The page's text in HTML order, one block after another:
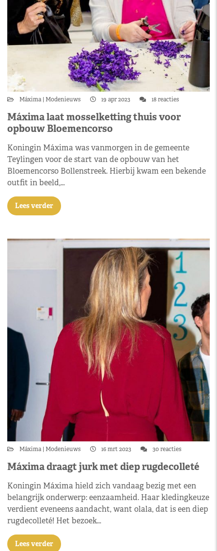
Máxima Modenieuws 19 apr 2023 18 reacties
Máxima laat mosselketting thuis voor
opbouw Bloemencorso
Koningin Máxima was vanmorgen in de gemeente
Teylingen voor de start van de opbouw van het
Bloemencorso Bollenstreek. Hierbij kwam een bekende
outfit in beeld,…
Lees verder
Máxima Modenieuws 16 mrt 2023 30 reacties
Máxima draagt jurk met diep rugdecolleté
Koningin Máxima hield zich vandaag bezig met een
belangrijk onderwerp: eenzaamheid. Haar kledingkeuze
verdient eveneens aandacht, want olala, dat is een diep
rugdecolleté! Het bezoek…
Lees verder